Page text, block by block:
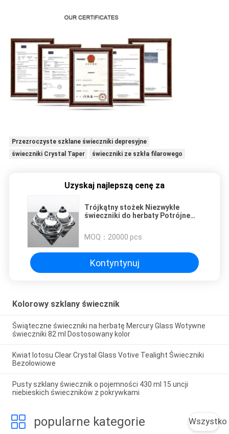
Przezroczyste szklane świeczniki depresyjne
świeczniki Crystal Taper
świeczniki ze szkła filarowego
Uzyskaj najlepszą cenę za
Trójkątny stożek Niezwykłe
świeczniki do herbaty Potrójne
do herbaty
MOQ： 20000 pcs
Kontyntynuj
Kolorowy szklany świecznik
Świąteczne świeczniki na herbatę Mercury Glass Wotywne
świeczniki 82 ml Dostosowany kolor
Kwiat lotosu Clear Crystal Glass Votive Tealight Świeczniki
Bezołowiowe
Pusty szklany świecznik o pojemności 430 ml 15 uncji
niebieskich świeczników z pokrywkami
popularne kategorie Wszystko